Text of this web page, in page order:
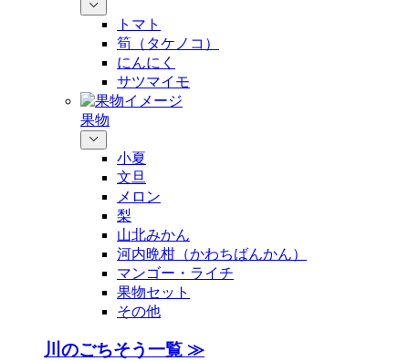
トマト
筍（タケノコ）
にんにく
サツマイモ
果物
小夏
文旦
メロン
梨
山北みかん
河内晩柑（かわちばんかん）
マンゴー・ライチ
果物セット
その他
川のごちそう一覧 ≫